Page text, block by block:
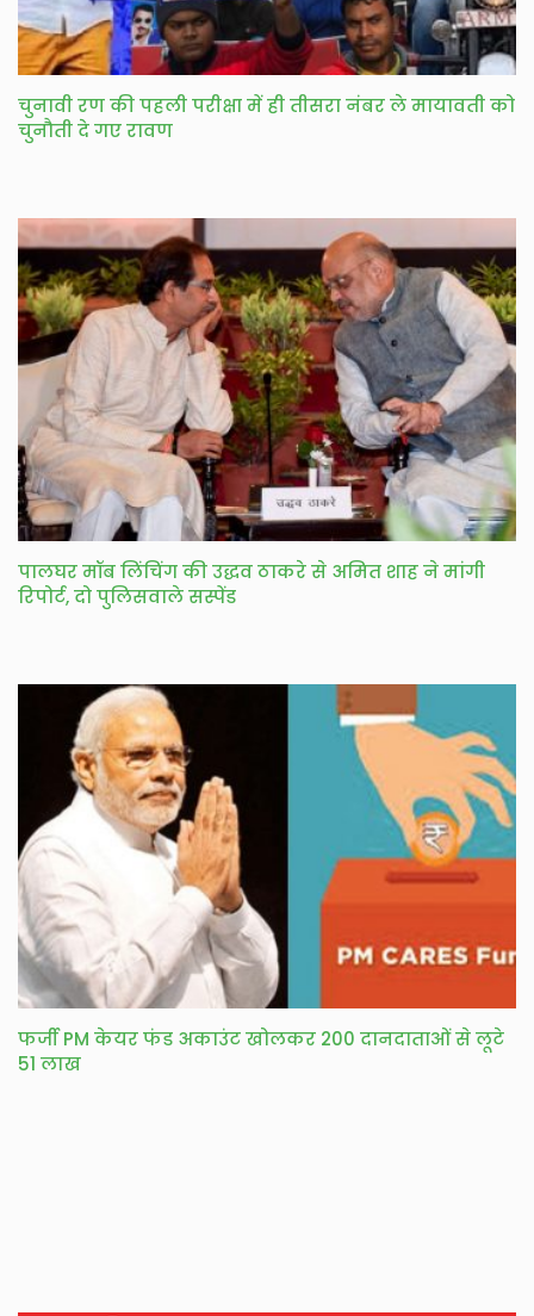
चुनावी रण की पहली परीक्षा में ही तीसरा नंबर ले मायावती को
चुनौती दे गए रावण
पालघर मॉब लिंचिंग की उद्धव ठाकरे से अमित शाह ने मांगी
रिपोर्ट, दो पुलिसवाले सस्पेंड
फर्जी PM केयर फंड अकाउंट खोलकर 200 दानदाताओं से लूटे
51 लाख